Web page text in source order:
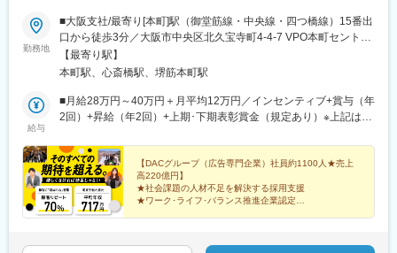
勤務地
■大阪支社/最寄り[本町]駅（御堂筋線・中央線・四つ橋線）15番出
口から徒歩3分／大阪市中央区北久宝寺町4-4-7 VPO本町セントラ
ル10F☆新築オフィス／最上階の10F
【最寄り駅】
本町駅、心斎橋駅、堺筋本町駅
給与
■月給28万円～40万円＋月平均12万円／インセンティブ+賞与（年
2回）+昇給（年2回）+上期･下期表彰賞金（規定あり）※上記は最
円以上)】が含まれます。固定残業代の時間数を超える時間外労働
分は追加で支給いたします。☆実際の残業時間は平均17時間で
す、月20時間を超えないように調整しております。●6項目のイン
センティブ制度 年齢・社歴に関係なく、業績に応じて正当に評価
しています★平均インセンティブ額は月12万円、20代で年収800
品メーカー ・旅行代理店 ・自動車ディーラー ・住宅メーカ
【DACグループ（広告専門企業）社員約1100人★売上
高220億円】
★社会課題の人材不足を解決する採用支援
★ワーク･ライフ･バランス推進企業認定